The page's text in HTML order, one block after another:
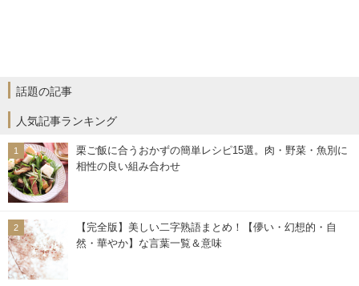
話題の記事
人気記事ランキング
栗ご飯に合うおかずの簡単レシピ15選。肉・野菜・魚別に
相性の良い組み合わせ
【完全版】美しい二字熟語まとめ！【儚い・幻想的・自
然・華やか】な言葉一覧＆意味